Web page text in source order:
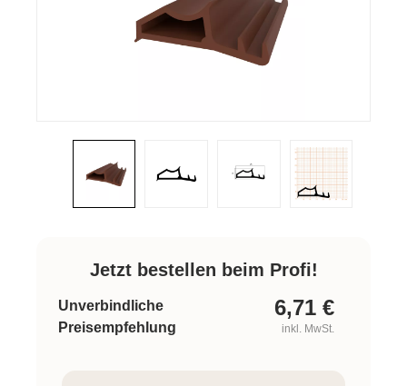
Jetzt bestellen beim Profi!
Unverbindliche
Preisempfehlung
6,71 €
inkl. MwSt.